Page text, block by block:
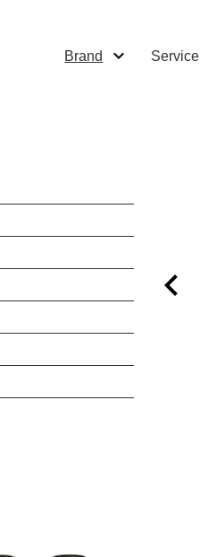
Brand Service